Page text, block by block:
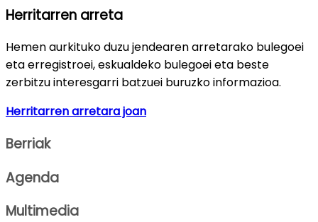
Herritarren arreta
Hemen aurkituko duzu jendearen arretarako bulegoei
eta erregistroei, eskualdeko bulegoei eta beste
zerbitzu interesgarri batzuei buruzko informazioa.
Herritarren arretara joan
Berriak
Agenda
Multimedia